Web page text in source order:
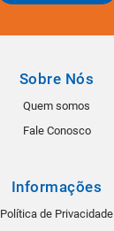
Sobre Nós
Quem somos
Fale Conosco
Informações
Política de Privacidade